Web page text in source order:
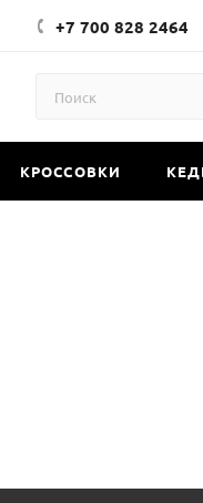
+7 700 828 2464
КРОССОВКИ